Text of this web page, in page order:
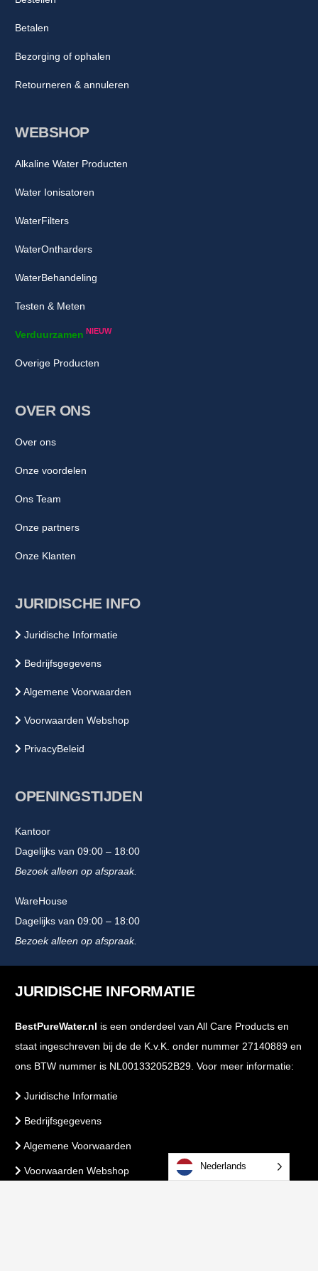
WEBSHOP
Alkaline Water Producten
Water Ionisatoren
WaterFilters
WaterOntharders
WaterBehandeling
Testen & Meten
Verduurzamen NIEUW
Overige Producten
OVER ONS
Over ons
Onze voordelen
Ons Team
Onze partners
Onze Klanten
JURIDISCHE INFO
Juridische Informatie
Bedrijfsgegevens
Algemene Voorwaarden
Voorwaarden Webshop
PrivacyBeleid
OPENINGSTIJDEN
Kantoor
Dagelijks van 09:00 – 18:00
Bezoek alleen op afspraak.
WareHouse
Dagelijks van 09:00 – 18:00
Bezoek alleen op afspraak.
Betalen
Bezorging of ophalen
Retourneren & annuleren
JURIDISCHE INFORMATIE
BestPureWater.nl is een onderdeel van All Care Products en
staat ingeschreven bij de de K.v.K. onder nummer 27140889 en
ons BTW nummer is NL001332052B29. Voor meer informatie:
Juridische Informatie
Bedrijfsgegevens
Algemene Voorwaarden
Voorwaarden Webshop Nederlands